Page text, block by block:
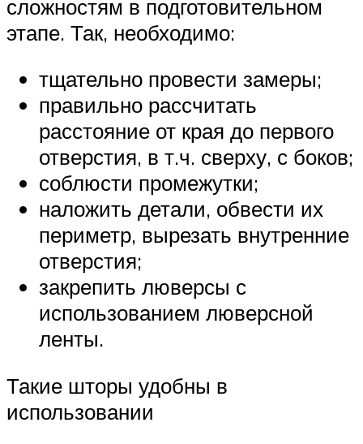
сложностям в подготовительном
этапе. Так, необходимо:
тщательно провести замеры;
правильно рассчитать
расстояние от края до первого
отверстия, в т.ч. сверху, с боков;
соблюсти промежутки;
наложить детали, обвести их
периметр, вырезать внутренние
отверстия;
закрепить люверсы с
использованием люверсной
ленты.
Такие шторы удобны в
использовании